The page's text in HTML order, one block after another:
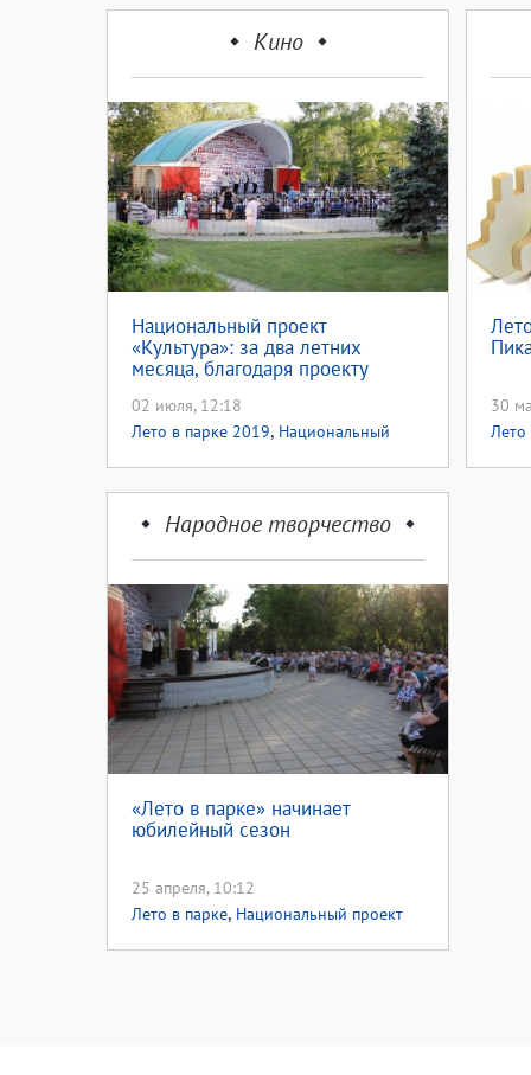
Кино
Национальный проект
«Культура»: за два летних
месяца, благодаря проекту
отдохнули свыше 2 тысяч
человек
02 июля, 12:18
Лето в парке 2019, Национальный
30
Лето
Народное творчество
«Лето в парке» начинает
юбилейный сезон
25 апреля, 10:12
Лето в парке, Национальный проект